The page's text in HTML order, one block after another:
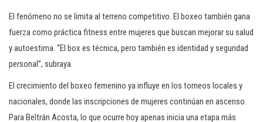
El fenómeno no se limita al terreno competitivo. El boxeo también gana
fuerza como práctica fitness entre mujeres que buscan mejorar su salud
y autoestima. “El box es técnica, pero también es identidad y seguridad
personal”, subraya.
El crecimiento del boxeo femenino ya influye en los torneos locales y
nacionales, donde las inscripciones de mujeres continúan en ascenso.
Para Beltrán Acosta, lo que ocurre hoy apenas inicia una etapa más